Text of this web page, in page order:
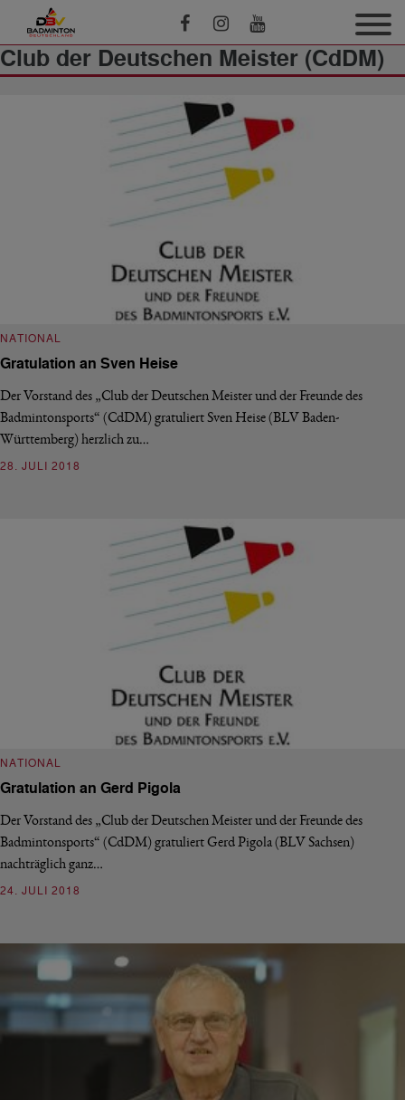
Club der Deutschen Meister (CdDM)
NATIONAL
Gratulation an Sven Heise
Der Vorstand des „Club der Deutschen Meister und der Freunde des
Badmintonsports“ (CdDM) gratuliert Sven Heise (BLV Baden-
Württemberg) herzlich zu…
28. JULI 2018
NATIONAL
Gratulation an Gerd Pigola
Der Vorstand des „Club der Deutschen Meister und der Freunde des
Badmintonsports“ (CdDM) gratuliert Gerd Pigola (BLV Sachsen)
nachträglich ganz…
24. JULI 2018